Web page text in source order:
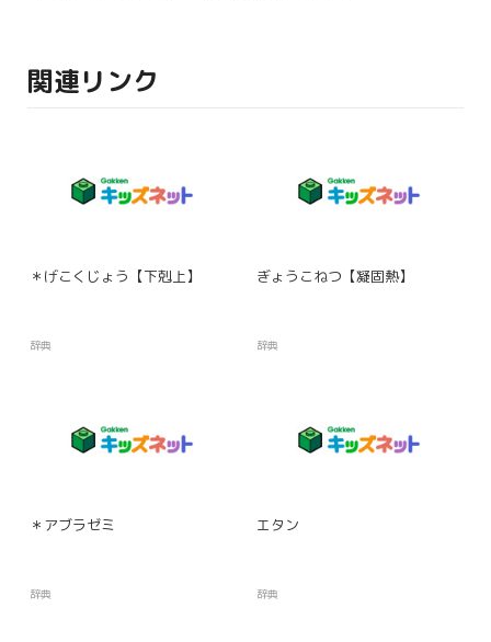
関連リンク
＊げこくじょう【下剋上】
辞典
ぎょうこねつ【凝固熱】
辞典
＊アブラゼミ
辞典
エタン
辞典